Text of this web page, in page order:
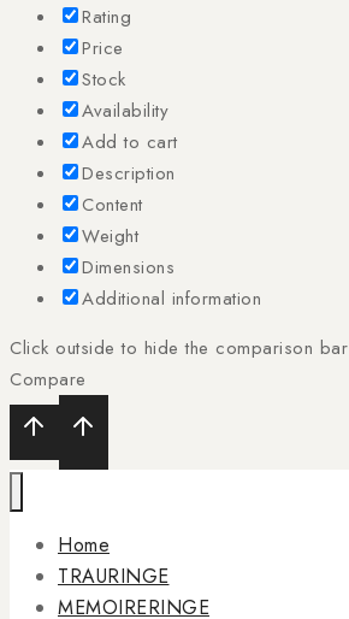
Rating
Price
Stock
Availability
Add to cart
Description
Content
Weight
Dimensions
Additional information
Click outside to hide the comparison bar
Compare
Home
TRAURINGE
MEMOIRERINGE